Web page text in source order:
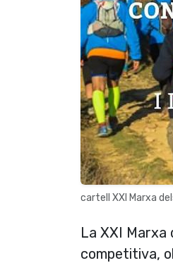
cartell XXI Marxa
La XXI Marxa
competitiva,